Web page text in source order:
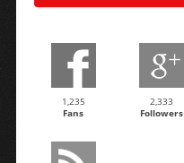
1,235
Fans
2,333
Followers